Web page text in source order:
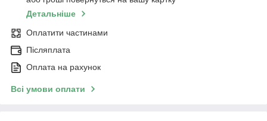
Детальніше
Оплатити частинами
Післяплата
Оплата на рахунок
Всі умови оплати